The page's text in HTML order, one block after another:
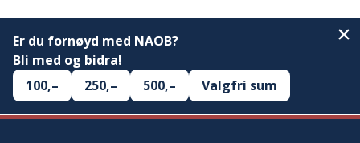
Er du fornøyd med NAOB?
Bli med og bidra!
100,–
250,– 500,– Valgfri sum